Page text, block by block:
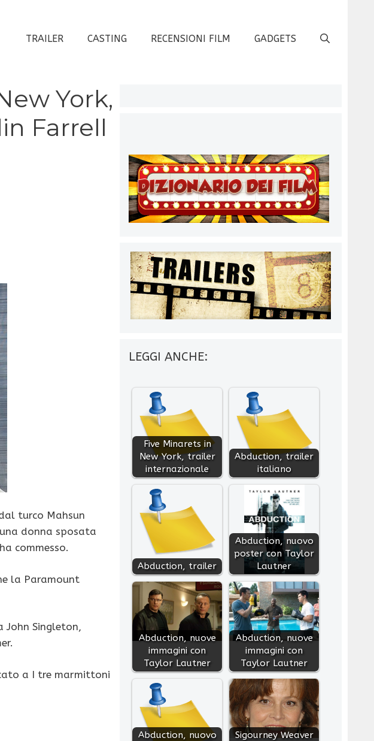
TRAILER CASTING RECENSIONI FILM GADGETS
York,
Farrell
turco Mahsun
donna sposata
commesso.
la Paramount
Singleton,
a I tre marmittoni
LEGGI ANCHE:
Five Minarets in
New York, trailer
internazionale
Abduction, trailer
italiano
Abduction, trailer
Abduction, nuovo
poster con Taylor
Lautner
Abduction, nuove
immagini con
Taylor Lautner
Abduction, nuove
immagini con
Taylor Lautner
Abduction, nuovo
Sigourney Weaver